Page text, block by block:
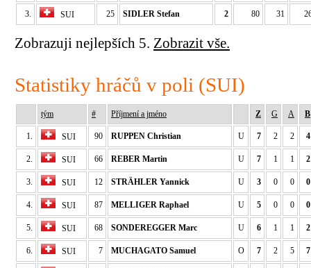
3. SUI 25 SIDLER Stefan 2 80 31
Zobrazuji nejlepších 5. Zobrazit vše.
Statistiky hráčů v poli (SUI)
tým # Příjmení a jméno Z G A B
1. SUI 90 RUPPEN Christian U 7 2 2 4
2. SUI 66 REBER Martin U 7 1 1 2
3. SUI 12 STRÄHLER Yannick U 3 0 0 0
4. SUI 87 MELLIGER Raphael U 5 0 0 0
5. SUI 68 SONDEREGGER Marc U 6 1 1 2
6. SUI 7 MUCHAGATO Samuel O 7 2 5 7